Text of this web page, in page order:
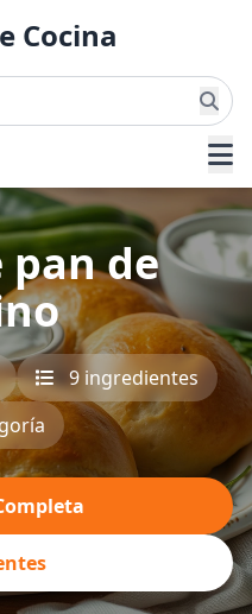
Cocina
pan de
9 ingredientes